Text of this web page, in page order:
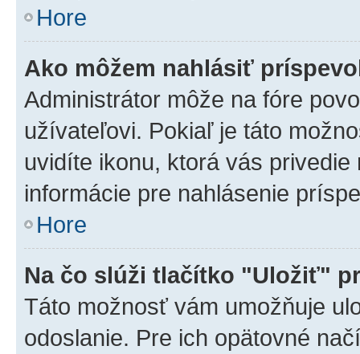
Hore
Ako môžem nahlásiť
Administrátor môže na fóre
užívateľovi. Pokiaľ je táto
uvidíte ikonu, ktorá vás
informácie pre nahlásenie
Hore
Na čo slúži tlačítko "Uložiť"
Táto možnosť vám umožňuje
odoslanie. Pre ich opätovné